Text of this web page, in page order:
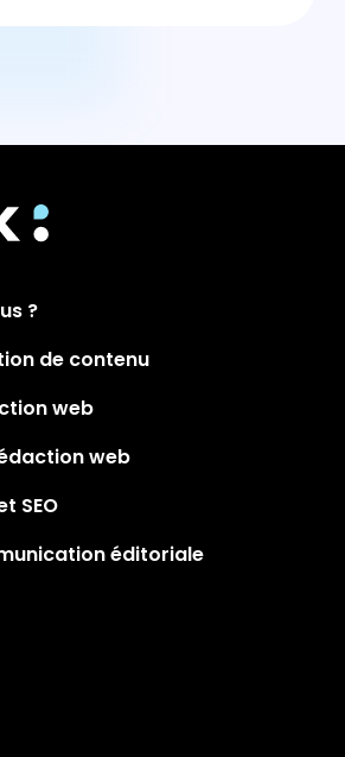
?
de contenu
web
web
SEO
éditoriale